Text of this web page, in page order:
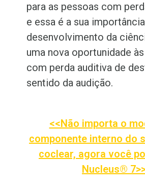
para as pessoas com
e essa é a sua
desenvolvimento da
uma nova oportunidade
com perda auditiva de
sentido da audição.
<<Não importa o
componente interno do
coclear, agora você
Nucleus®